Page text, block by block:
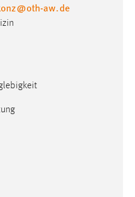
@oth-aw.de